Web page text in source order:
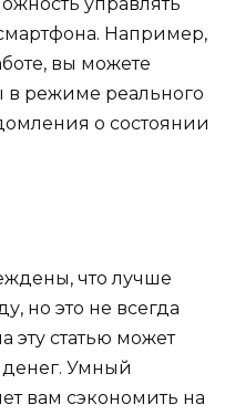
Например,
вы можете
в режиме реального
о состоянии
что лучше
но это не всегда
эту статью может
Умный
вам сэкономить на